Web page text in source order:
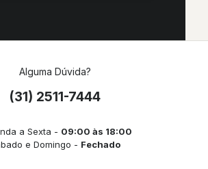
Alguma Dúvida?
(31) 2511-7444
a Sexta - 09:00 às 18:00
e Domingo - Fechado